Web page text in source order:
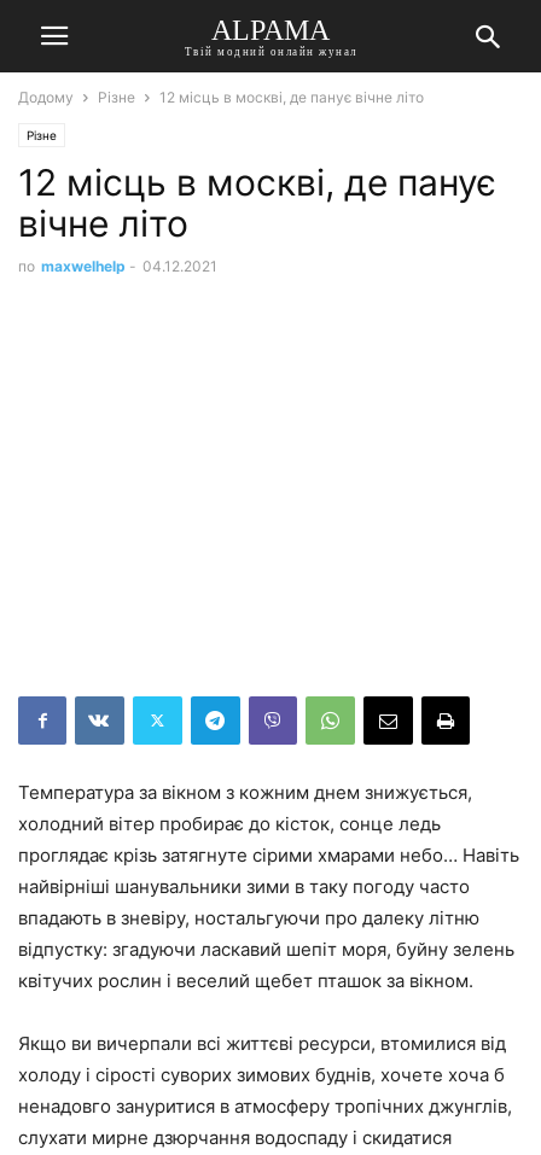
ALPAMA
Твій модний онлайн жунал
Додому Різне 12 місць в москві, де панує вічне літо
Різне
12 місць в москві, де панує
вічне літо
по maxwelhelp - 04.12.2021
Температура за вікном з кожним днем знижується,
холодний вітер пробирає до кісток, сонце ледь
проглядає крізь затягнуте сірими хмарами небо… Навіть
найвірніші шанувальники зими в таку погоду часто
впадають в зневіру, ностальгуючи про далеку літню
відпустку: згадуючи ласкавий шепіт моря, буйну зелень
квітучих рослин і веселий щебет пташок за вікном.
Якщо ви вичерпали всі життєві ресурси, втомилися від
холоду і сірості суворих зимових буднів, хочете хоча б
ненадовго зануритися в атмосферу тропічних джунглів,
слухати мирне дзюрчання водоспаду і скидатися